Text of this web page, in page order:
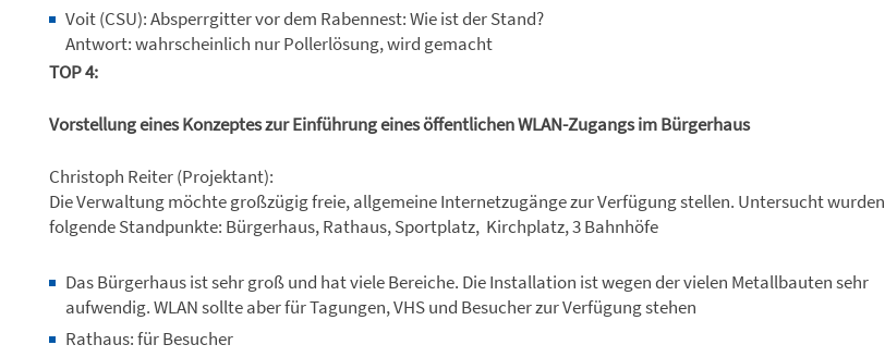
Voit (CSU): Absperrgitter vor dem Rabennest: Wie ist der Stand?
Antwort: wahrscheinlich nur Pollerlösung, wird gemacht
TOP 4:
Vorstellung eines Konzeptes zur Einführung eines öffentlichen WLAN-Zugangs im Bürgerhaus
Christoph Reiter (Projektant):
Die Verwaltung möchte großzügig freie, allgemeine Internetzugänge zur Verfügung stellen. Untersucht wurden
folgende Standpunkte: Bürgerhaus, Rathaus, Sportplatz, Kirchplatz, 3 Bahnhöfe
Das Bürgerhaus ist sehr groß und hat viele Bereiche. Die Installation ist wegen der vielen Metallbauten sehr
aufwendig. WLAN sollte aber für Tagungen, VHS und Besucher zur Verfügung stehen
Rathaus: für Besucher